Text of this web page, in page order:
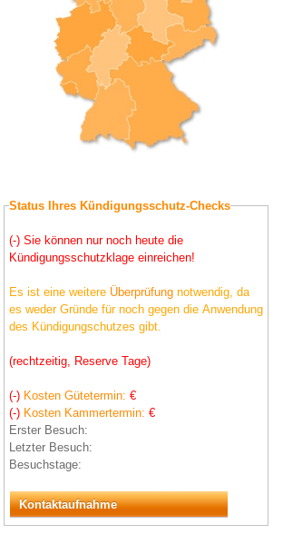
Status Ihres Kündigungsschutz-Checks
(-) Sie können nur noch heute die
Kündigungsschutzklage einreichen!
Es ist eine weitere Überprüfung notwendig, da
es weder Gründe für noch gegen die Anwendung
des Kündigungschutzes gibt.
(rechtzeitig, Reserve Tage)
(-) Kosten Gütetermin: €
(-) Kosten Kammertermin: €
Erster Besuch:
Letzter Besuch:
Besuchstage:
Kontaktaufnahme